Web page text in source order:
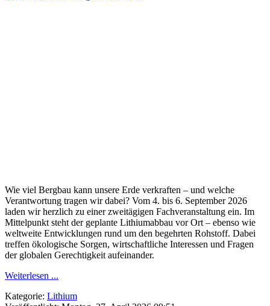
Wie viel Bergbau kann unsere Erde verkraften – und welche
Verantwortung tragen wir dabei? Vom 4. bis 6. September 2026
laden wir herzlich zu einer zweitägigen Fachveranstaltung ein. Im
Mittelpunkt steht der geplante Lithiumabbau vor Ort – ebenso wie
weltweite Entwicklungen rund um den begehrten Rohstoff. Dabei
treffen ökologische Sorgen, wirtschaftliche Interessen und Fragen
der globalen Gerechtigkeit aufeinander.
Weiterlesen ...
Kategorie: Lithium